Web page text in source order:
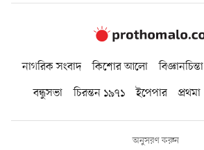
নাগরিক সংবাদ কিশোর আলো বিজ্ঞানচিন্তা
বন্ধুসভা
চিরন্তন ১৯৭১ ইপেপার প্রথমা
অনুসরণ করুন